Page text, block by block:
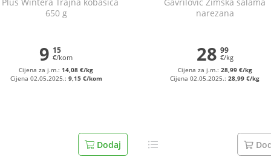
650 g
9 15
€/kom
Cijena za j.m.:14,08 €/kg
Cijena 02.05.2025.: 9,15 €/kom
Dodaj
narezana
28 99
€/kg
Cijena za j.m.: 28,99 €/kg
Cijena 02.05.2025.:28,99 €/kg